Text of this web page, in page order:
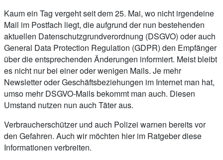
Kaum ein Tag vergeht seit dem 25. Mai, wo nicht irgendeine
Mail im Postfach liegt, die aufgrund der nun bestehenden
aktuellen Datenschutzgrundverordnung (DSGVO) oder auch
General Data Protection Regulation (GDPR) den Empfänger
über die entsprechenden Änderungen informiert. Meist bleibt
es nicht nur bei einer oder wenigen Mails. Je mehr
Newsletter oder Geschäftsbeziehungen im Internet man hat,
umso mehr DSGVO-Mails bekommt man auch. Diesen
Umstand nutzen nun auch Täter aus.
Verbraucherschützer und auch Polizei warnen bereits vor
den Gefahren. Auch wir möchten hier im Ratgeber diese
Informationen verbreiten.